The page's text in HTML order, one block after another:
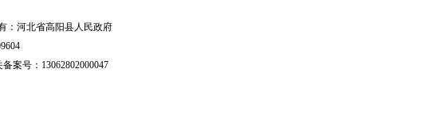
：河北省高阳县人民政府
案号：13062802000047